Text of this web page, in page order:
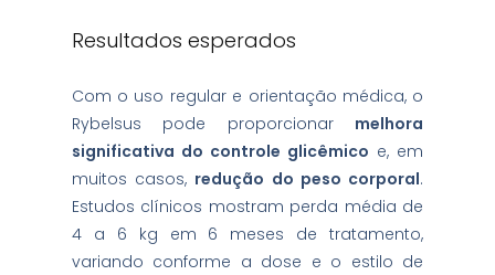
Resultados esperados
Com o uso regular e orientação médica, o
Rybelsus pode proporcionar melhora
significativa do controle glicêmico e, em
muitos casos, redução do peso corporal.
Estudos clínicos mostram perda média de
4 a 6 kg em 6 meses de tratamento,
variando conforme a dose e o estilo de